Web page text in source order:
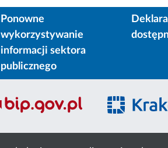
Ponowne
wykorzystywanie
informacji sektora
publicznego